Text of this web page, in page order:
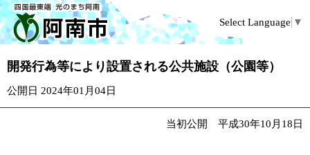
Select Language ▼
開発行為等により設置される公共施設（公園等）
公開日 2024年01月04日
当初公開 平成30年10月18日